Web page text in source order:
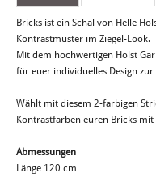
Bricks ist ein Schal von Helle
Kontrastmuster im Ziegel-Look.
Mit dem hochwertigen Holst
für euer individuelles Design zur
Wählt mit diesem 2-farbigen
Kontrastfarben euren Bricks
Abmessungen
Länge 120 cm